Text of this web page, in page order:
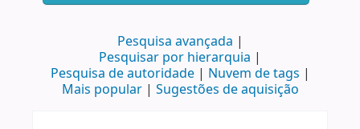
Pesquisa avançada
Pesquisar por hierarquia
Pesquisa de autoridade
Nuvem de tags
Mais popular
Sugestões de aquisição